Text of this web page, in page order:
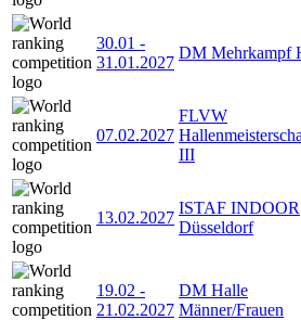
30.01 -
31.01.2027
DM Mehrkampf
07.02.2027
FLVW
III
13.02.2027
ISTAF INDOOR
Düsseldorf
19.02 -
21.02.2027
DM Halle
Männer/Frauen